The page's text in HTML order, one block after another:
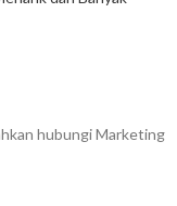
hubungi Marketing